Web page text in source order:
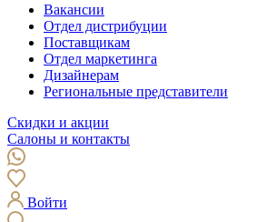
Вакансии
Отдел дистрибуции
Поставщикам
Отдел маркетинга
Дизайнерам
Региональные представители
Скидки и акции
Салоны и контакты
Войти